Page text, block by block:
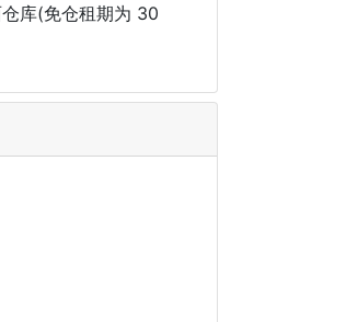
库(免仓租期为 30